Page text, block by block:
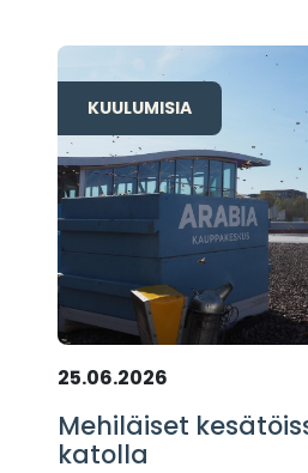
KUULUMISIA
25.06.2026
Mehiläiset
katolla